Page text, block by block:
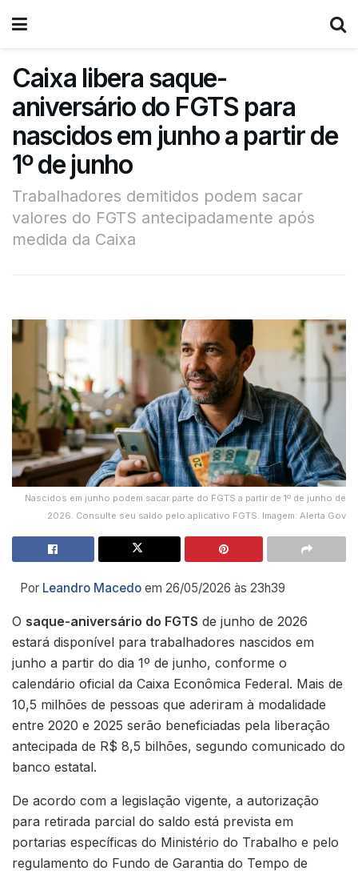
Caixa libera saque-
aniversário do FGTS para
nascidos em junho a partir de
1º de junho
Trabalhadores demitidos podem sacar
valores do FGTS antecipadamente após
medida da Caixa
Nascidos em junho podem sacar parte do FGTS a partir de 1º de junho de
2026. Consulte seu saldo pelo aplicativo FGTS. Imagem: Alerta Gov
Por Leandro Macedo em 26/05/2026 às 23h39
O saque-aniversário do FGTS de junho de 2026
estará disponível para trabalhadores nascidos em
junho a partir do dia 1º de junho, conforme o
calendário oficial da Caixa Econômica Federal. Mais de
10,5 milhões de pessoas que aderiram à modalidade
entre 2020 e 2025 serão beneficiadas pela liberação
antecipada de R$ 8,5 bilhões, segundo comunicado do
banco estatal.
De acordo com a legislação vigente, a autorização
para retirada parcial do saldo está prevista em
portarias específicas do Ministério do Trabalho e pelo
regulamento do Fundo de Garantia do Tempo de